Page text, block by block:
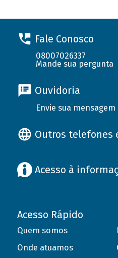
Fale Conosco
08007026337
Mande sua pergunta
Ouvidoria
Envie sua mensagem
Outros telefones
Acesso à
Acesso Rápido
Quem somos
Onde atuamos